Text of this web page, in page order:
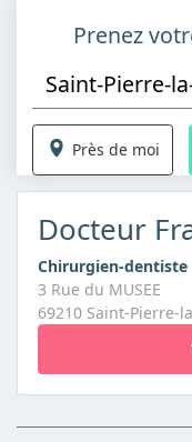
Prenez
Près de moi
Docteur
Chirurgien-dentiste
3 Rue du MUSEE
69210 Saint-Pierre-